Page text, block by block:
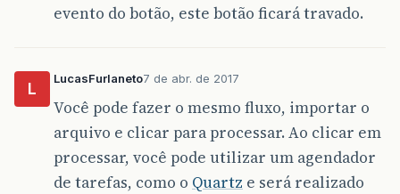
evento do botão, este botão ficará travado.
L
LucasFurlaneto7 de abr. de 2017
Você pode fazer o mesmo fluxo, importar o
arquivo e clicar para processar. Ao clicar em
processar, você pode utilizar um agendador
de tarefas, como o Quartz e será realizado